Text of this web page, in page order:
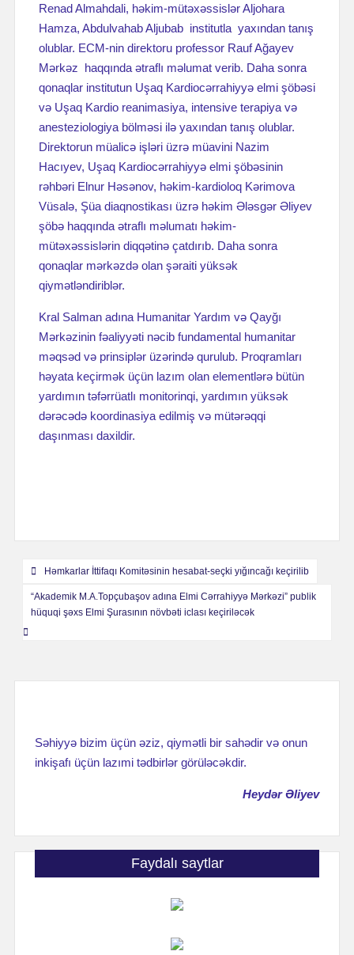
Renad Almahdali, həkim-mütəxəssislər Aljohara
Hamza, Abdulvahab Aljubab institutla yaxından tanış
olublar. ECM-nin direktoru professor Rauf Ağayev
Mərkəz haqqında ətraflı məlumat verib. Daha sonra
qonaqlar institutun Uşaq Kardiocərrahiyyə elmi şöbəsi
və Uşaq Kardio reanimasiya, intensive terapiya və
anesteziologiya bölməsi ilə yaxından tanış olublar.
Direktorun müalicə işləri üzrə müavini Nazim
Hacıyev, Uşaq Kardiocərrahiyyə elmi şöbəsinin
rəhbəri Elnur Həsənov, həkim-kardioloq Kərimova
Vüsalə, Şüa diaqnostikası üzrə həkim Ələsgər Əliyev
şöbə haqqında ətraflı məlumatı həkim-
mütəxəssislərin diqqətinə çatdırıb. Daha sonra
qonaqlar mərkəzdə olan şəraiti yüksək
qiymətləndiriblər.
Kral Salman adına Humanitar Yardım və Qayğı
Mərkəzinin fəaliyyəti nəcib fundamental humanitar
məqsəd və prinsiplər üzərində qurulub. Proqramları
həyata keçirmək üçün lazım olan elementlərə bütün
yardımın təfərrüatlı monitorinqi, yardımın yüksək
dərəcədə koordinasiya edilmiş və mütərəqqi
daşınması daxildir.
Навигация
по
записям
Həmkarlar İttifaqı Komitəsinin hesabat-seçki yığıncağı keçirilib
“Akademik M.A.Topçubaşov adına Elmi Cərrahiyyə Mərkəzi” publik
hüquqi şəxs Elmi Şurasının növbəti iclası keçiriləcək
Səhiyyə bizim üçün əziz, qiymətli bir sahədir və onun
inkişafı üçün lazımi tədbirlər görüləcəkdir.
Heydər Əliyev
Faydalı saytlar